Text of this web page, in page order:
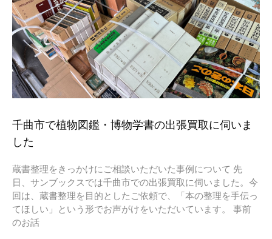
千曲市で植物図鑑・博物学書の出張買取に伺いま
した
蔵書整理をきっかけにご相談いただいた事例について 先
日、サンブックスでは千曲市での出張買取に伺いました。今
回は、蔵書整理を目的としたご依頼で、「本の整理を手伝っ
てほしい」という形でお声がけをいただいています。 事前
のお話